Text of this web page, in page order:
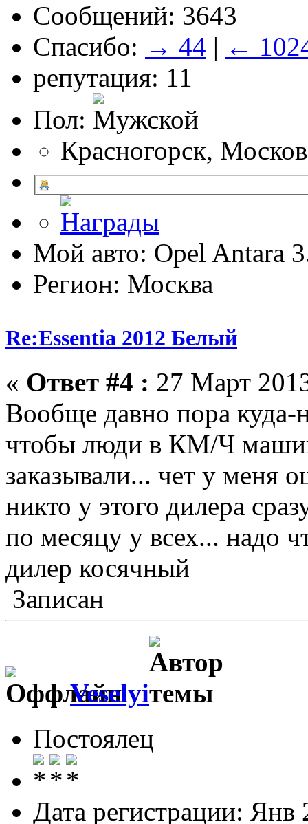
Сообщений: 3643
Спасибо: → 44 | ←
репутация: 11
Пол:
Красногорск,
Мой авто: Opel Antara
Регион: Москва
Re:Essentia 2012 Белый
« Ответ #4 : 27 Март
Вообще давно пора куда-
чтобы люди в КМ/Ч
заказывали... чет у меня
никто у этого дилера
по месяцу у всех... надо
дилер косячный
Записан
Veselyi
Постоялец
Дата регистрации: Янв